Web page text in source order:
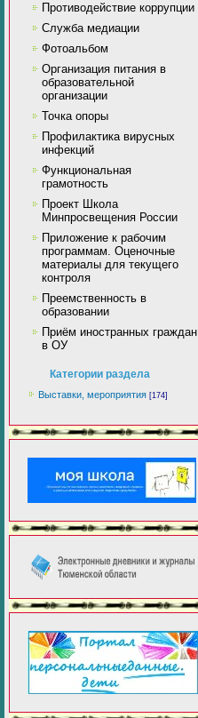
Противодействие коррупции
Служба медиации
Фотоальбом
Организация питания в
образовательной
организации
Точка опоры
Профилактика вирусных
инфекций
Функциональная
грамотность
Проект Школа
Минпросвещения России
Приложение к рабочим
программам. Оценочные
материалы для текущего
контроля
Преемственность в
образовании
Приём иностранных граждан
в ОУ
Категории раздела
Выставки, мероприятия [174]